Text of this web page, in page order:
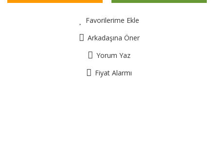
Favorilerime Ekle
Arkadaşına Öner
Yorum Yaz
Fiyat Alarmı